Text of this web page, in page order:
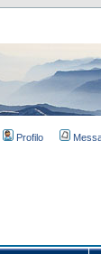
Profilo